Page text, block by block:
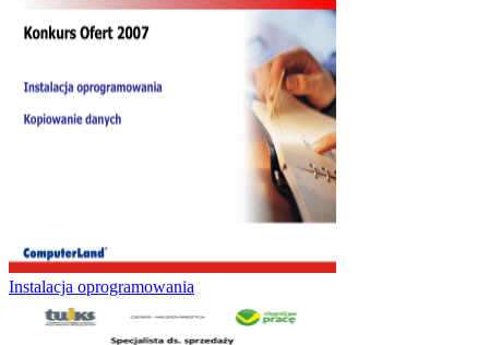
Instalacja oprogramowania